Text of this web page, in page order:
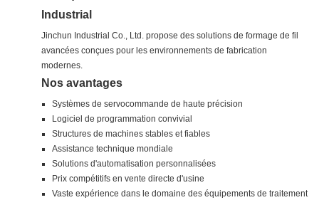
Industrial
Jinchun Industrial Co., Ltd. propose des solutions de formage de fil
avancées conçues pour les environnements de fabrication
modernes.
Nos avantages
Systèmes de servocommande de haute précision
Logiciel de programmation convivial
Structures de machines stables et fiables
Assistance technique mondiale
Solutions d'automatisation personnalisées
Prix ​​compétitifs en vente directe d'usine
Vaste expérience dans le domaine des équipements de traitement